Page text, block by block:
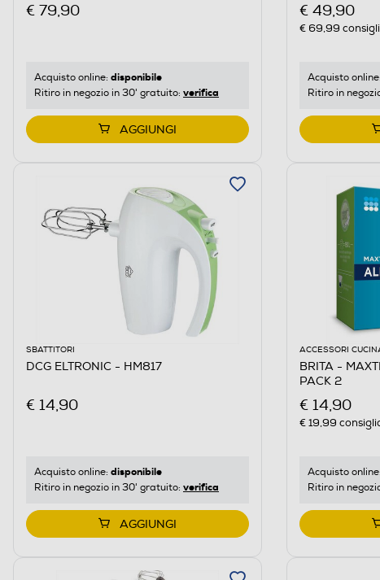
€ 79,90
Acquisto online: disponibile
Ritiro in negozio in 30' gratuito: verifica
AGGIUNGI
€ 49,90
€ 69,99
Acquisto online:
Ritiro in
SBATTITORI
DCG ELTRONIC - HM817
€ 14,90
Acquisto online: disponibile
Ritiro in negozio in 30' gratuito: verifica
AGGIUNGI
ACCESSORI
BRITA -
PACK 2
€ 14,90
€ 19,99
Acquisto online:
Ritiro in